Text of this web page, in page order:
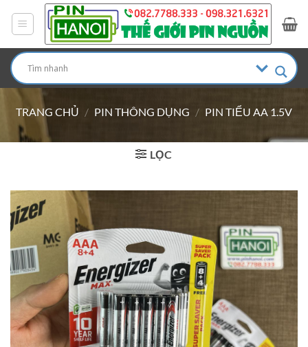
dung
TRANG CHỦ / PIN THÔNG DỤNG / PIN TIỂU AA 1.5V
LỌC